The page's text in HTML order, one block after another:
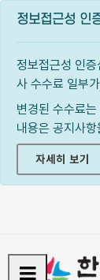
정보접근성 인
정보접근성 인
사 수수료 일부
변경된 수수료
내용은 공지사
자세히 보기